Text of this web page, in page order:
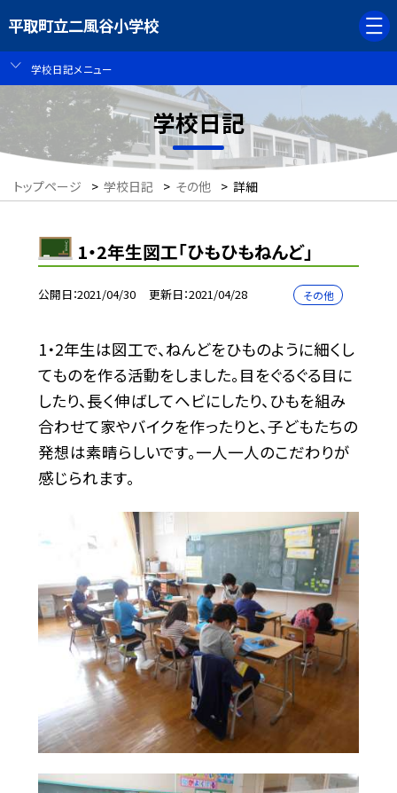
平取町立二風谷小学校
学校日記メニュー
学校日記
トップページ > 学校日記 > その他 > 詳細
1・2年生図工「ひもひもねんど」
公開日 2021/04/30 更新日 2021/04/28 その他
1・2年生は図工で、ねんどをひものように細くし
てものを作る活動をしました。目をぐるぐる目に
したり、長く伸ばしてヘビにしたり、ひもを組み
合わせて家やバイクを作ったりと、子どもたちの
発想は素晴らしいです。一人一人のこだわりが
感じられます。